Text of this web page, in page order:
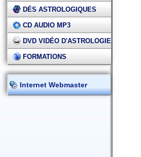
DÉS ASTROLOGIQUES
CD AUDIO MP3
DVD VIDÉO D'ASTROLOGIE
FORMATIONS
Internet Webmaster